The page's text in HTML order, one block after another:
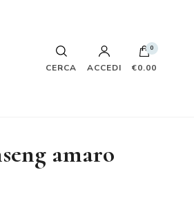
CERCA ACCEDI
0
€0.00
amaro